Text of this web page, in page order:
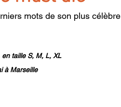
mots de son plus célèbre
taille S, M, L, XL
à Marseille